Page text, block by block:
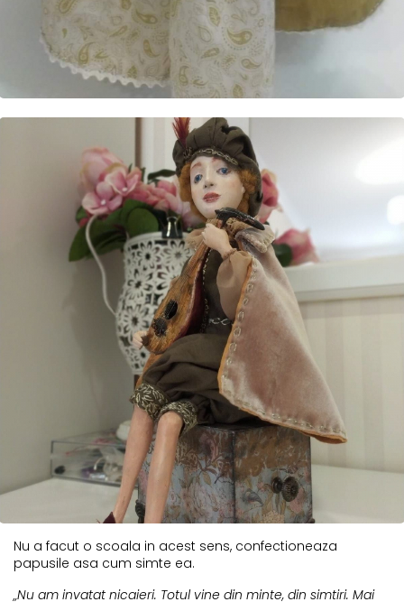
Nu a facut o scoala in acest sens, confectioneaza
papusile asa cum simte ea.
„Nu am invatat nicaieri. Totul vine din minte, din simtiri. Mai